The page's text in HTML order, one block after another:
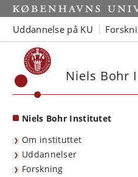
Start
Uddannelse på KU
Niels Bohr
Niels Bohr Institutet
Om instituttet
Uddannelser
Forskning